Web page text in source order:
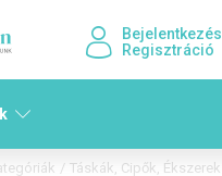
Bejelentkezés
Regisztráció
/ Táskák, Cipők, Ékszerek